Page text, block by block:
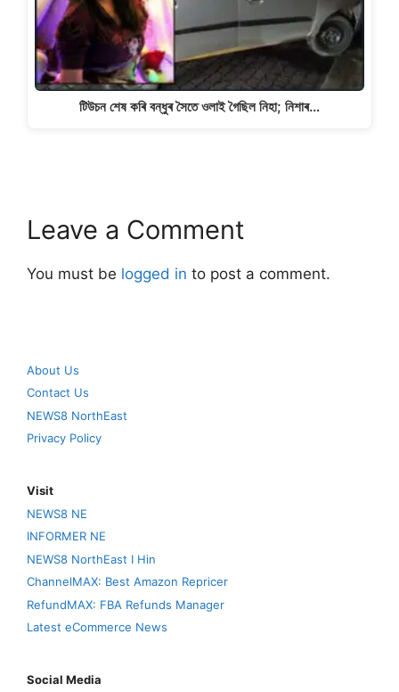
টিউচন শেষ কৰি বন্ধুৰ সৈতে ওলাই গৈছিল নিহা; নিশাৰ…
Leave a Comment
You must be logged in to post a comment.
About Us
Contact Us
NEWS8 NorthEast
Privacy Policy
Visit
NEWS8 NE
INFORMER NE
NEWS8 NorthEast I Hin
ChannelMAX: Best Amazon Repricer
RefundMAX: FBA Refunds Manager
Latest eCommerce News
Social Media